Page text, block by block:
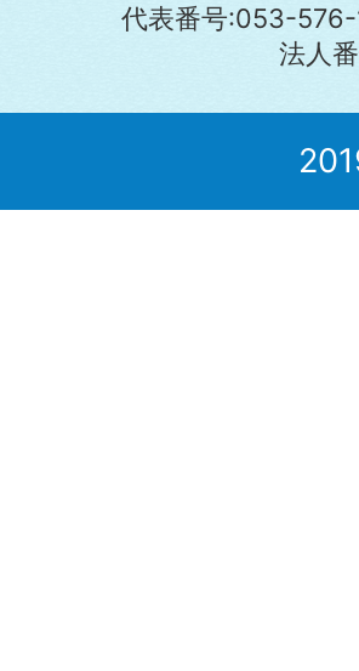
代表番号:053-
法人